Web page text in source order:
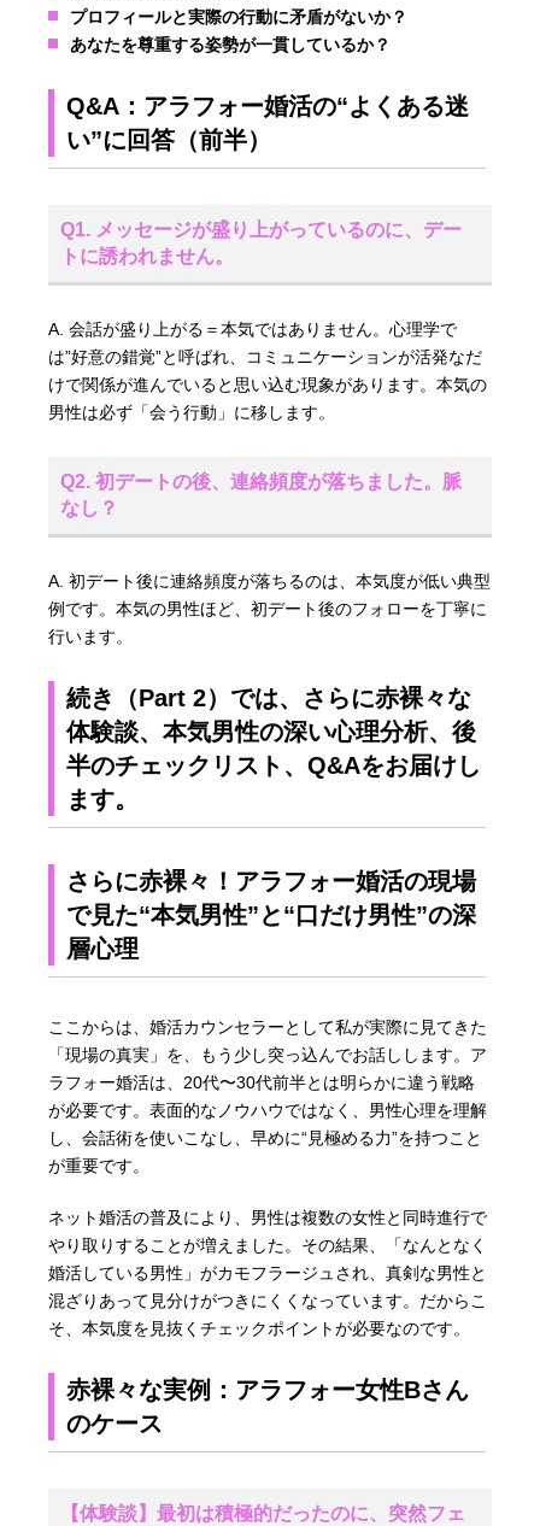
プロフィールと実際の行動に矛盾がないか？
あなたを尊重する姿勢が一貫しているか？
Q&A：アラフォー婚活の“よくある迷
い”に回答（前半）
Q1. メッセージが盛り上がっているのに、デー
トに誘われません。
A. 会話が盛り上がる＝本気ではありません。心理学で
は”好意の錯覚”と呼ばれ、コミュニケーションが活発なだ
けで関係が進んでいると思い込む現象があります。本気の
男性は必ず「会う行動」に移します。
Q2. 初デートの後、連絡頻度が落ちました。脈
なし？
A. 初デート後に連絡頻度が落ちるのは、本気度が低い典型
例です。本気の男性ほど、初デート後のフォローを丁寧に
行います。
続き（Part 2）では、さらに赤裸々な
体験談、本気男性の深い心理分析、後
半のチェックリスト、Q&Aをお届けし
ます。
さらに赤裸々！アラフォー婚活の現場
で見た“本気男性”と“口だけ男性”の深
層心理
ここからは、婚活カウンセラーとして私が実際に見てきた
「現場の真実」を、もう少し突っ込んでお話しします。ア
ラフォー婚活は、20代〜30代前半とは明らかに違う戦略
が必要です。表面的なノウハウではなく、男性心理を理解
し、会話術を使いこなし、早めに“見極める力”を持つこと
が重要です。
ネット婚活の普及により、男性は複数の女性と同時進行で
やり取りすることが増えました。その結果、「なんとなく
婚活している男性」がカモフラージュされ、真剣な男性と
混ざりあって見分けがつきにくくなっています。だからこ
そ、本気度を見抜くチェックポイントが必要なのです。
赤裸々な実例：アラフォー女性Bさん
のケース
【体験談】最初は積極的だったのに、突然フェ